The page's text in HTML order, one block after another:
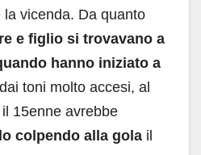
vicenda. Da quanto
e figlio si trovavano a
hanno iniziato a
toni molto accesi, al
15enne avrebbe
colpendo alla gola il